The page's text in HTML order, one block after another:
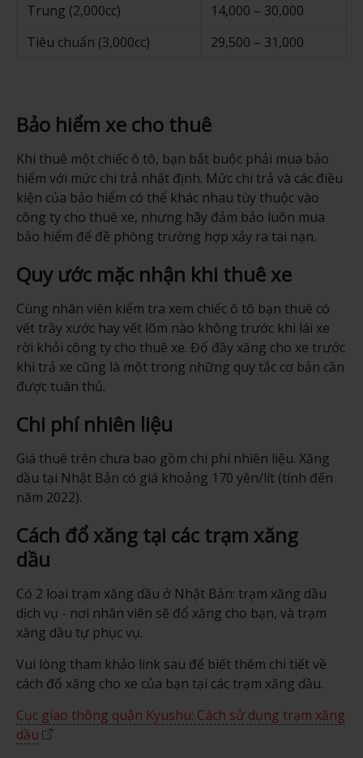
Trung (2,000cc)
14,000 – 30,000
Tiêu chuẩn (3,000cc)
29,500 – 31,000
Bảo hiểm xe cho thuê
Khi thuê một chiếc ô tô, bạn bắt buộc phải mua bảo
hiểm với mức chi trả nhất định. Mức chi trả và các điều
kiện của bảo hiểm có thể khác nhau tùy thuộc vào
công ty cho thuê xe, nhưng hãy đảm bảo luôn mua
bảo hiểm để đề phòng trường hợp xảy ra tai nạn.
Quy ước mặc nhận khi thuê xe
Cùng nhân viên kiểm tra xem chiếc ô tô bạn thuê có
vết trầy xước hay vết lõm nào không trước khi lái xe
rời khỏi công ty cho thuê xe. Đổ đầy xăng cho xe trước
khi trả xe cũng là một trong những quy tắc cơ bản cần
được tuân thủ.
Chi phí nhiên liệu
Giá thuê trên chưa bao gồm chi phí nhiên liệu. Xăng
dầu tại Nhật Bản có giá khoảng 170 yên/lít (tính đến
năm 2022).
Cách đổ xăng tại các trạm xăng
dầu
Có 2 loại trạm xăng dầu ở Nhật Bản: trạm xăng dầu
dịch vụ - nơi nhân viên sẽ đổ xăng cho bạn, và trạm
xăng dầu tự phục vụ.
Vui lòng tham khảo link sau để biết thêm chi tiết về
cách đổ xăng cho xe của bạn tại các trạm xăng dầu.
Cục giao thông quận Kyushu: Cách sử dụng trạm xăng
dầu